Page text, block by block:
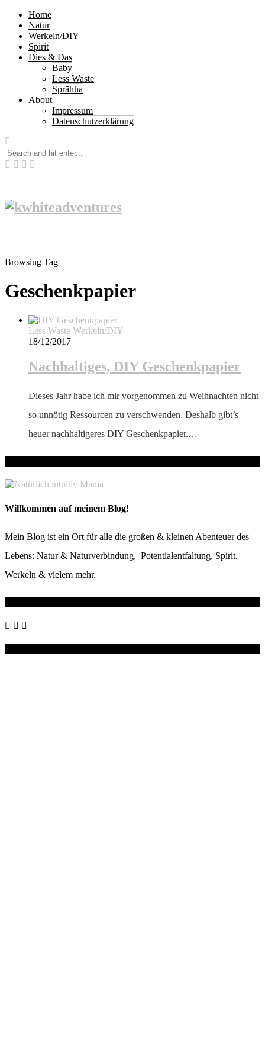
Home
Natur
Werkeln/DIY
Spirit
Dies & Das
Baby
Less Waste
Sprāhha
About
Impressum
Datenschutzerklärung
Browsing Tag
Geschenkpapier
Less Waste Werkeln/DIY
18/12/2017
Nachhaltiges, DIY Geschenkpapier
Dieses Jahr habe ich mir vorgenommen zu Weihnachten nicht
so unnötig Ressourcen zu verschwenden. Deshalb gibt’s
heuer nachhaltigeres DIY Geschenkpapier.…
Willkommen auf meinem Blog!
Mein Blog ist ein Ort für alle die großen & kleinen Abenteuer des
Lebens: Natur & Naturverbindung, Potentialentfaltung, Spirit,
Werkeln & vielem mehr.